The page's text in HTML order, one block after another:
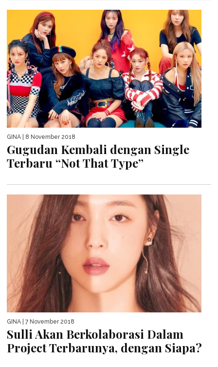
GINA | 8 November 2018
Gugudan Kembali dengan Single
Terbaru “Not That Type”
GINA | 7 November 2018
Sulli Akan Berkolaborasi Dalam
Project Terbarunya, dengan Siapa?